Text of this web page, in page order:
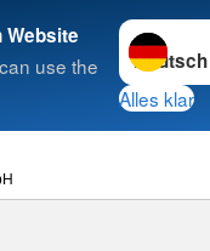
Website
use the
Sprache
Alles klar
Suche